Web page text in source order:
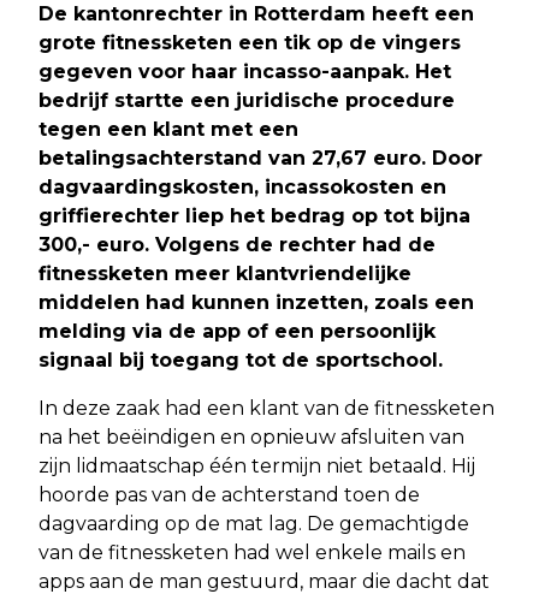
De kantonrechter in Rotterdam heeft een
grote fitnessketen een tik op de vingers
gegeven voor haar incasso-aanpak. Het
bedrijf startte een juridische procedure
tegen een klant met een
betalingsachterstand van 27,67 euro. Door
dagvaardingskosten, incassokosten en
griffierechter liep het bedrag op tot bijna
300,- euro. Volgens de rechter had de
fitnessketen meer klantvriendelijke
middelen had kunnen inzetten, zoals een
melding via de app of een persoonlijk
signaal bij toegang tot de sportschool.
In deze zaak had een klant van de fitnessketen
na het beëindigen en opnieuw afsluiten van
zijn lidmaatschap één termijn niet betaald. Hij
hoorde pas van de achterstand toen de
dagvaarding op de mat lag. De gemachtigde
van de fitnessketen had wel enkele mails en
apps aan de man gestuurd, maar die dacht dat